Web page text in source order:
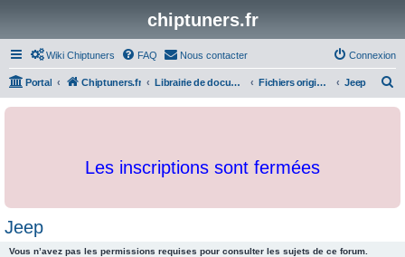
chiptuners.fr
Wiki Chiptuners FAQ Nous contacter Connexion
Portal Chiptuners.fr Librairie de documents et originaux Fichiers originaux Jeep
c
Les inscriptions sont fermées
Jeep
Vous n’avez pas les permissions requises pour consulter les sujets de ce forum.